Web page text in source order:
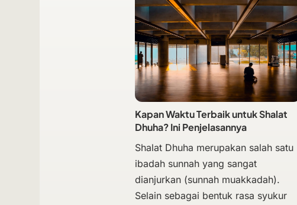
Kapan Waktu Terbaik untuk Shalat
Dhuha? Ini Penjelasannya
Shalat Dhuha merupakan salah satu
ibadah sunnah yang sangat
dianjurkan (sunnah muakkadah).
Selain sebagai bentuk rasa syukur